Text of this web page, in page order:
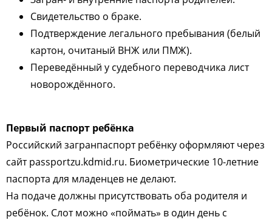
Свидетельство о браке.
Подтверждение легального пребывания (белый
картон, очитаный ВНЖ или ПМЖ).
Переведённый у судебного переводчика лист
новорождённого.
Первый паспорт ребёнка
Российский загранпаспорт ребёнку оформляют через
сайт passportzu.kdmid.ru. Биометрические 10-летние
паспорта для младенцев не делают.
На подаче должны присутствовать оба родителя и
ребёнок. Слот можно «поймать» в один день с